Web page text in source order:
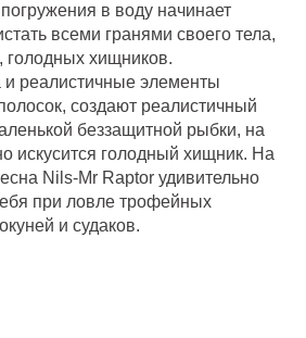
в воду начинает
всеми гранями своего тела,
голодных хищников.
и реалистичные элементы
создают реалистичный
беззащитной рыбки, на
искусится голодный хищник. На
Nils-Mr Raptor удивительно
при ловле трофейных
и судаков.